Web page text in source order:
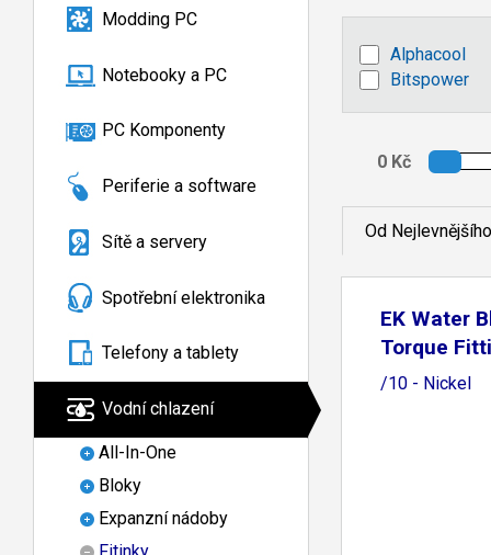
Modding PC
Notebooky a PC
PC Komponenty
Periferie a software
Sítě a servery
Spotřební elektronika
Telefony a tablety
Vodní chlazení
All-In-One
Bloky
Expanzní nádoby
Alphacool
Bitspower
Od Nejlevnějšího
EK Water
Torque
/10 - Nickel